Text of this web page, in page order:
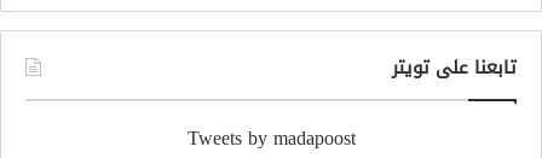
تابعنا على تويتر
Tweets by madapoost